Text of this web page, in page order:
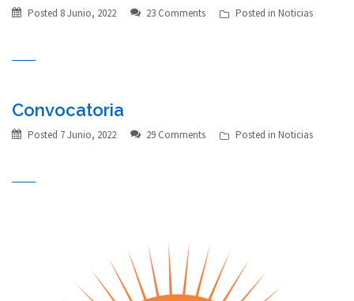
Posted 8 Junio, 2022 23 Comments Posted in Noticias
Convocatoria
Posted 7 Junio, 2022 29 Comments Posted in Noticias